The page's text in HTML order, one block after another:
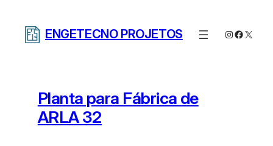
ENGETECNO PROJETOS Instagram
X
Planta para Fábrica de
ARLA 32